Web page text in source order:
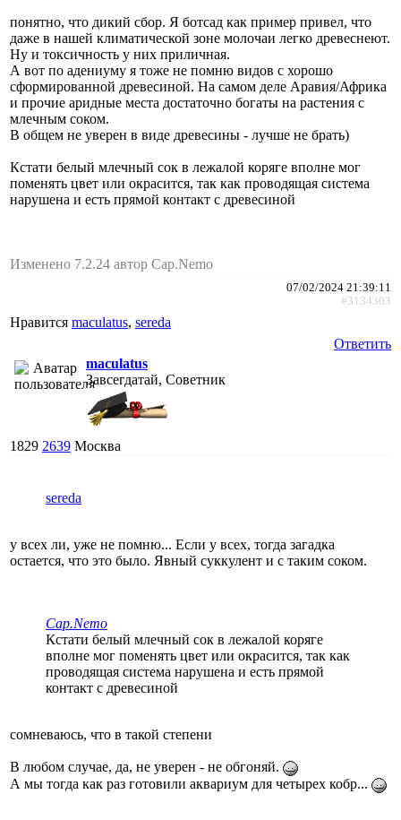
понятно, что дикий сбор. Я ботсад как пример привел, что
даже в нашей климатической зоне молочаи легко древеснеют.
Ну и токсичность у них приличная.
А вот по адениуму я тоже не помню видов с хорошо
сформированной древесиной. На самом деле Аравия/Африка
и прочие аридные места достаточно богаты на растения с
млечным соком.
В общем не уверен в виде древесины - лучше не брать)
Кстати белый млечный сок в лежалой коряге вполне мог
поменять цвет или окрасится, так как проводящая система
нарушена и есть прямой контакт с древесиной
Изменено 7.2.24 автор Cap.Nemo
07/02/2024 21:39:11
#3134303
Нравится maculatus, sereda
Ответить
maculatus
Завсегдатай, Советник
1829 2639 Москва
sereda
у всех ли, уже не помню... Если у всех, тогда загадка
остается, что это было. Явный суккулент и с таким соком.
Cap.Nemo
Кстати белый млечный сок в лежалой коряге
вполне мог поменять цвет или окрасится, так как
проводящая система нарушена и есть прямой
контакт с древесиной
сомневаюсь, что в такой степени
В любом случае, да, не уверен - не обгоняй.
А мы тогда как раз готовили аквариум для четырех кобр...